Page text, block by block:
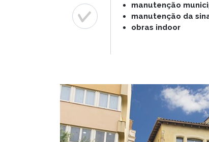
manutenção
manutenção da
obras indoor